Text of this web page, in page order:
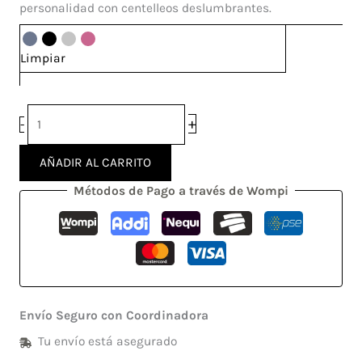
personalidad con centelleos deslumbrantes.
Limpiar
-
cantidad
+
AÑADIR AL CARRITO
Métodos de Pago a través de Wompi
Envío Seguro con Coordinadora
Tu envío está asegurado